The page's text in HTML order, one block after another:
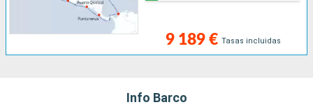
9 189 € Tasas incluidas
Info Barco